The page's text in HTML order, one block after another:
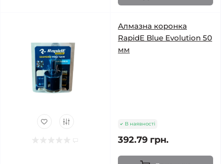
Алмазна коронка
RapidE Blue Evolution 50
мм
В наявності
392.79 грн.